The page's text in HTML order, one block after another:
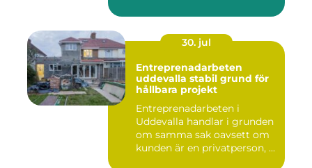
30. jul
Entreprenadarbeten
uddevalla stabil grund för
hållbara projekt
Entreprenadarbeten i
Uddevalla handlar i grunden
om samma sak oavsett om
kunden är en privatperson, ...